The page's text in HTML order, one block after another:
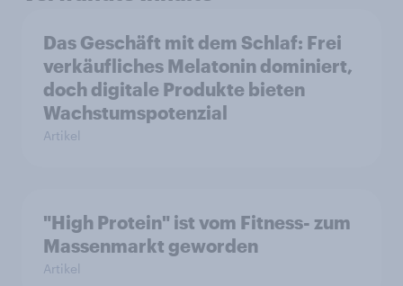
Das Geschäft mit dem Schlaf: Frei
verkäufliches Melatonin dominiert,
doch digitale Produkte bieten
Wachstumspotenzial
Artikel
"High Protein" ist vom Fitness- zum
Massenmarkt geworden
Artikel